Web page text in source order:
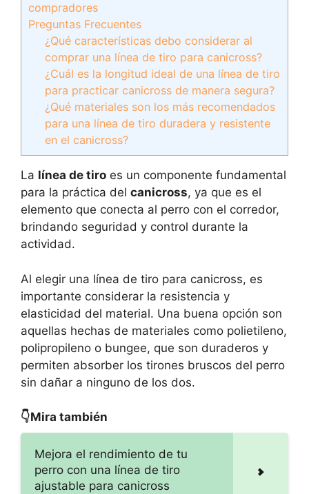
compradores
Preguntas Frecuentes
¿Qué características debo considerar al
comprar una línea de tiro para canicross?
¿Cuál es la longitud ideal de una línea de tiro
para practicar canicross de manera segura?
¿Qué materiales son los más recomendados
para una línea de tiro duradera y resistente
en el canicross?
La línea de tiro es un componente fundamental
para la práctica del canicross, ya que es el
elemento que conecta al perro con el corredor,
brindando seguridad y control durante la
actividad.
Al elegir una línea de tiro para canicross, es
importante considerar la resistencia y
elasticidad del material. Una buena opción son
aquellas hechas de materiales como polietileno,
polipropileno o bungee, que son duraderos y
permiten absorber los tirones bruscos del perro
sin dañar a ninguno de los dos.
👇Mira también
Mejora el rendimiento de tu
perro con una línea de tiro
ajustable para canicross